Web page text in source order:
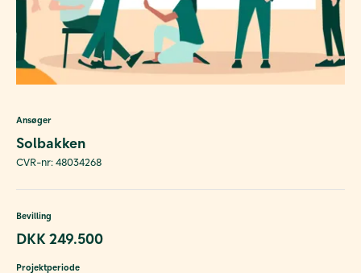
Ansøger
Solbakken
CVR-nr: 48034268
Bevilling
DKK 249.500
Projektperiode